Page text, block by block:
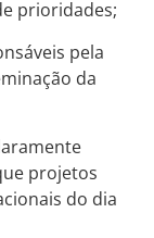
prioridades;
pela
da
projetos
do dia